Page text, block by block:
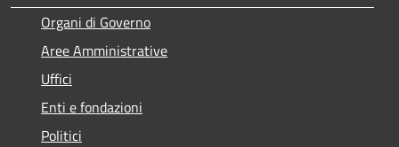
Organi di Governo
Aree Amministrative
Uffici
Enti e fondazioni
Politici